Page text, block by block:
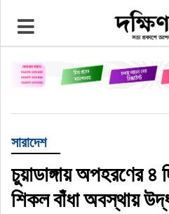
প্রচ্ছদ
জাতীয়
আন্তর্জাতিক
রাজনীতি
অর্থনীতি
সারাদেশ
চুয়াডাঙ্গায় অপহরণের ৪
শিকল বাঁধা অবস্থায়